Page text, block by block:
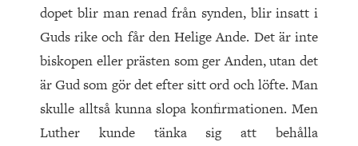
dopet blir man renad från synden, blir insatt i
Guds rike och får den Helige Ande. Det är inte
biskopen eller prästen som ger Anden, utan det
är Gud som gör det efter sitt ord och löfte. Man
skulle alltså kunna slopa konfirmationen. Men
Luther kunde tänka sig att behålla